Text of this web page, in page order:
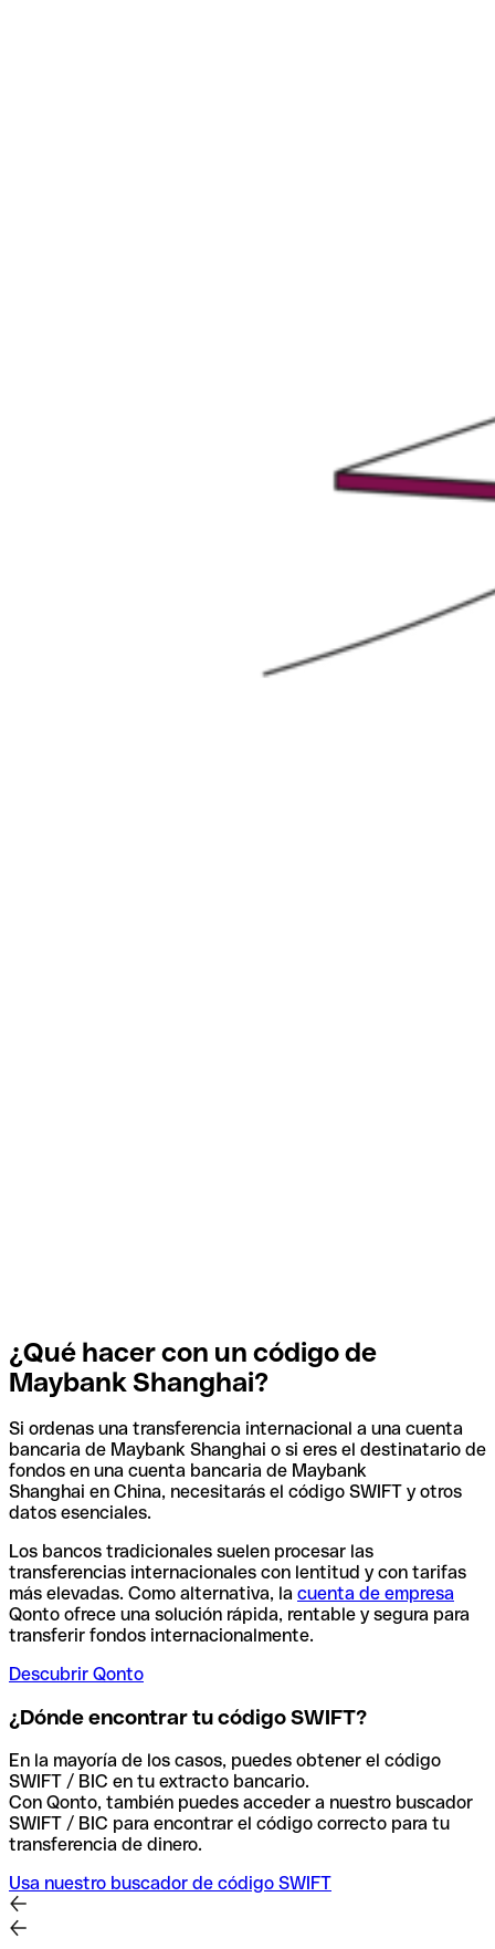
¿Qué hacer con un código de
Maybank Shanghai?
Si ordenas una transferencia internacional a una cuenta
bancaria de Maybank Shanghai o si eres el destinatario de
fondos en una cuenta bancaria de Maybank
Shanghai en China, necesitarás el código SWIFT y otros
datos esenciales.
Los bancos tradicionales suelen procesar las
transferencias internacionales con lentitud y con tarifas
más elevadas. Como alternativa, la cuenta de empresa
Qonto ofrece una solución rápida, rentable y segura para
transferir fondos internacionalmente.
Descubrir Qonto
¿Dónde encontrar tu código SWIFT?
En la mayoría de los casos, puedes obtener el código
SWIFT / BIC en tu extracto bancario.
Con Qonto, también puedes acceder a nuestro buscador
SWIFT / BIC para encontrar el código correcto para tu
transferencia de dinero.
Usa nuestro buscador de código SWIFT